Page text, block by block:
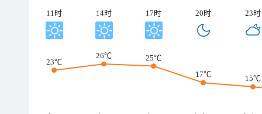
11时 14时 17时 20时 23时
23℃
26℃
25℃
17℃
15℃